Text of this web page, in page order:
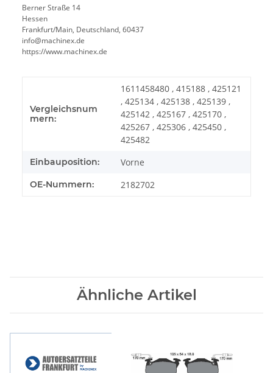
Berner Straße 14
Hessen
Frankfurt/Main, Deutschland, 60437
info@machinex.de
https://www.machinex.de
Vergleichsnum
mern:
1611458480 , 415188 , 425121
, 425134 , 425138 , 425139 ,
425142 , 425167 , 425170 ,
425267 , 425306 , 425450 ,
425482
Einbauposition: Vorne
OE-Nummern: 2182702
Ähnliche Artikel